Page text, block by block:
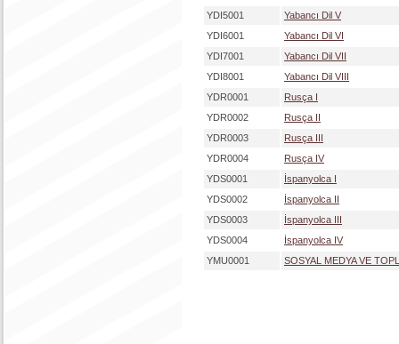
YDI5001
Yabancı Dil V
YDI6001
Yabancı Dil VI
YDI7001
Yabancı Dil VII
YDI8001
Yabancı Dil VIII
YDR0001
Rusça I
YDR0002
Rusça II
YDR0003
Rusça III
YDR0004
Rusça IV
YDS0001
İspanyolca I
YDS0002
İspanyolca II
YDS0003
İspanyolca III
YDS0004
İspanyolca IV
YMU0001
SOSYAL MEDYA VE